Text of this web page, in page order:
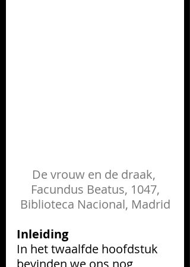
De vrouw en de draak,
Facundus Beatus, 1047,
Biblioteca Nacional, Madrid
Inleiding
In het twaalfde hoofdstuk